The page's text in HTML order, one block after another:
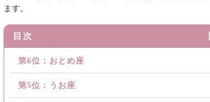
ます。
目次
第6位：おとめ座
第5位：うお座